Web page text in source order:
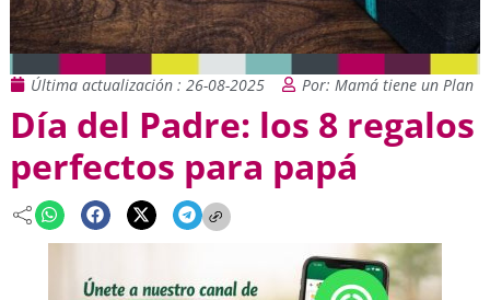
Última actualización : 26-08-2025 Por: Mamá tiene un Plan
Día del Padre: los 8 regalos
perfectos para papá